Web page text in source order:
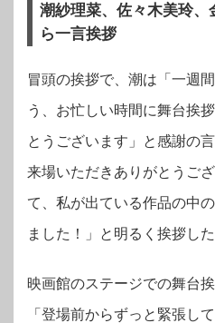
潮紗理菜、佐々木美玲、
ら一言挨拶
冒頭の挨拶で、潮は「一週
う、お忙しい時間に舞台挨
とうございます」と感謝の
来場いただきありがとうご
て、私が出ている作品の中
ました！」と明るく挨拶した
映画館のステージでの舞台
「登場前からずっと緊張し